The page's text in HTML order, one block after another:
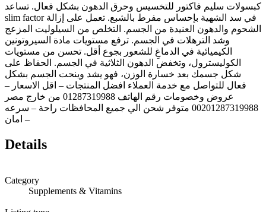
كبسولات سليم فاكتور للتخسيس وحرق الدهون بشكل فعال. تساعد
slim factor في سد الشهية بإحساس مفرط بالشبع. تعمل على إزالة
الشحوم والدهون العنيدة من الجسم. التخلص من السيلوليت المزعج
وشد الترهلات في الجسم. ترفع مستويات مادة السيروتونين
الكيميائية في الدماغِ للشعور بجوع أقل. تحسن من مستويات
الكوليسترول، وتخفض الدهون الثلاثية في الجسم. الحفاظ على
شكل جسمك بعد خسارة الوزن، فهو يشد وينحت الجسم بشكل
فعال للتواصل مع خدمة العملاء افضل المنتجات – اقل الاسعار –
عروض وخصومات رقم الهاتف 01287319988 من خارج مصر
00201287319988 متوفر شحن الي جميع المحافظات راحة – سرعه
– امان
Details
Category
Supplements & Vitamins